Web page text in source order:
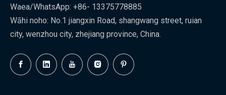
Waea/WhatsApp: +86- 13375778885
Wāhi noho: No.1 jiangxin Road, shangwang street, ruian
city, wenzhou city, zhejiang province, China.